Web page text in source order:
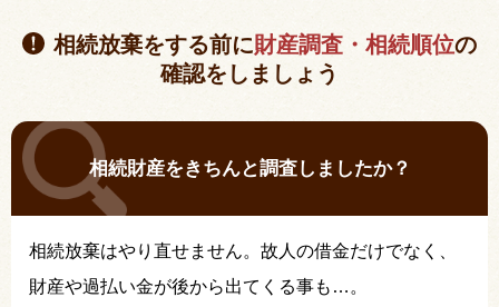
相続放棄をする前に財産調査・相続順位の
確認をしましょう
相続財産をきちんと調査しましたか？
相続放棄はやり直せません。故人の借金だけでなく、
財産や過払い金が後から出てくる事も…。